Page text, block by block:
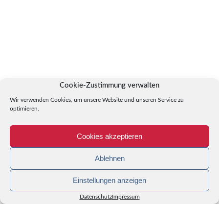
Cookie-Zustimmung verwalten
Wir verwenden Cookies, um unsere Website und unseren Service zu
optimieren.
Cookies akzeptieren
Ablehnen
Einstellungen anzeigen
DatenschutzImpressum